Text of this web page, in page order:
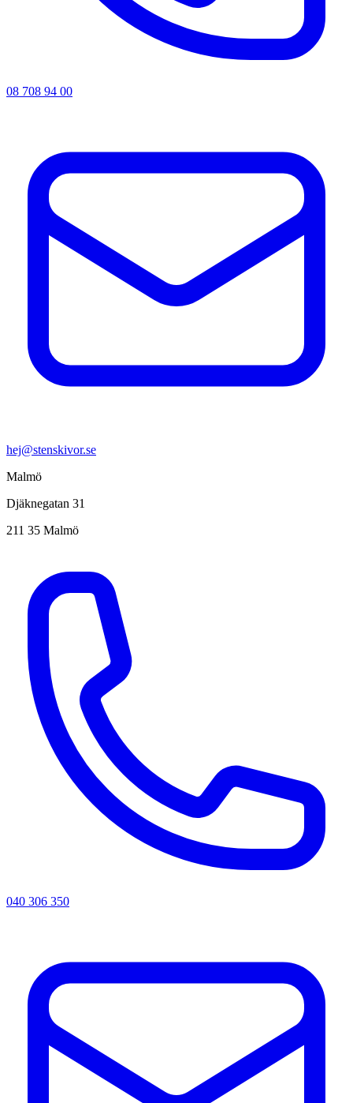
08 708 94 00
hej@stenskivor.se
Malmö
Djäknegatan 31
211 35 Malmö
040 306 350